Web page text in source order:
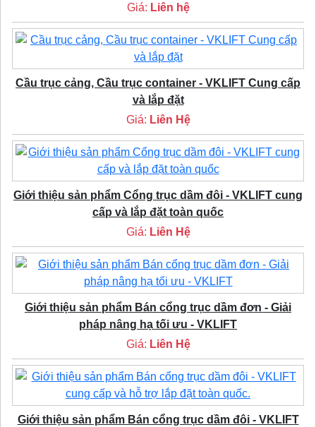
Giá: Liên hệ
Cầu trục cảng, Cầu trục container - VKLIFT Cung cấp
và lắp đặt
Giá: Liên Hệ
Giới thiệu sản phẩm Cổng trục dầm đôi - VKLIFT cung
cấp và lắp đặt toàn quốc
Giá: Liên Hệ
Giới thiệu sản phẩm Bán cổng trục dầm đơn - Giải
pháp nâng hạ tối ưu - VKLIFT
Giá: Liên Hệ
Giới thiệu sản phẩm Bán cổng trục dầm đôi - VKLIFT